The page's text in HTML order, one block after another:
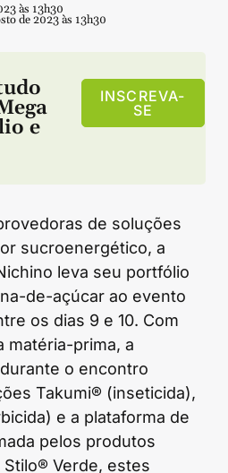
às 13h30
de 2023 às 13h30
e
INSCREVA-
SE
de soluções
sucroenergético, a
leva seu portfólio
de-açúcar ao evento
os dias 9 e 10. Com
matéria-prima, a
o encontro
Takumi® (inseticida),
e a plataforma de
pelos produtos
Verde, estes